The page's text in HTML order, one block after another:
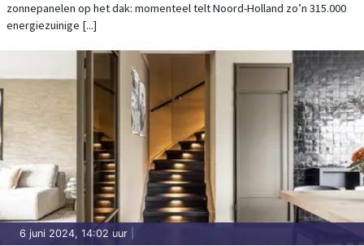
zonnepanelen op het dak: momenteel telt Noord-Holland zo’n 315.000
energiezuinige [...]
6 juni 2024, 14:02 uur